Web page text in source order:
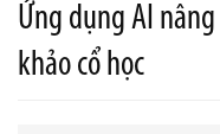
Ứng dụng AI
khảo cổ học